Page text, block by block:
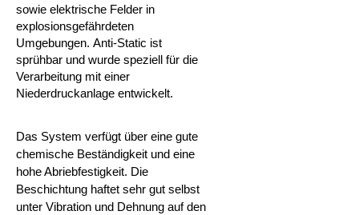
sowie elektrische Felder in
explosionsgefährdeten
Umgebungen. Anti-Static ist
sprühbar und wurde speziell für die
Verarbeitung mit einer
Niederdruckanlage entwickelt.
Das System verfügt über eine gute
chemische Beständigkeit und eine
hohe Abriebfestigkeit. Die
Beschichtung haftet sehr gut selbst
unter Vibration und Dehnung auf den